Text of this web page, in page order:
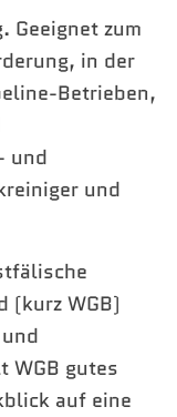
Geeignet zum
in der
Betrieben,
und
und
(kurz WGB)
WGB gutes
auf eine